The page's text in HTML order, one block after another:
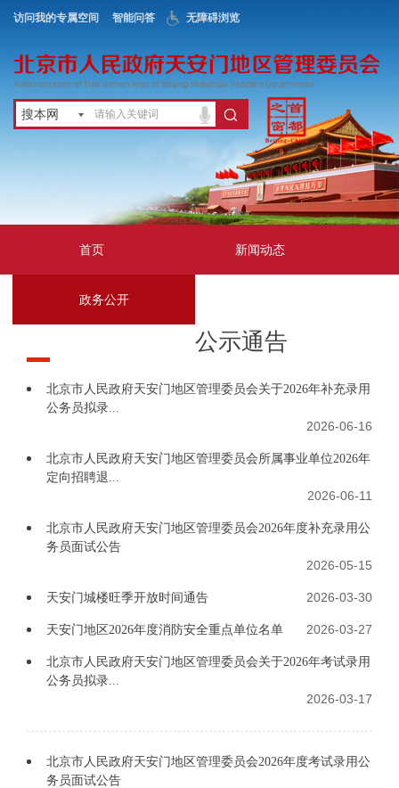
访问我的专属空间 智能问答 无障碍浏览
搜本网
首页 新闻动态
政务公开
公示通告
北京市人民政府天安门地区管理委员会关于2026年补充录用
公务员拟录...
2026-06-16
北京市人民政府天安门地区管理委员会所属事业单位2026年
定向招聘退...
2026-06-11
北京市人民政府天安门地区管理委员会2026年度补充录用公
务员面试公告
2026-05-15
天安门城楼旺季开放时间通告 2026-03-30
天安门地区2026年度消防安全重点单位名单 2026-03-27
北京市人民政府天安门地区管理委员会关于2026年考试录用
公务员拟录...
2026-03-17
北京市人民政府天安门地区管理委员会2026年度考试录用公
务员面试公告